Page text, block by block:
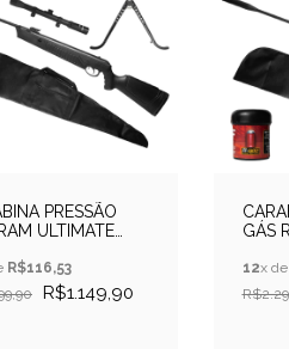
PRESSÃO
ULTIMATE
R$116,53
R$1.149,90
GÁS
12x de